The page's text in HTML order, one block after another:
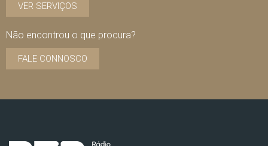
VER SERVIÇOS
Não encontrou o que procura?
FALE CONNOSCO